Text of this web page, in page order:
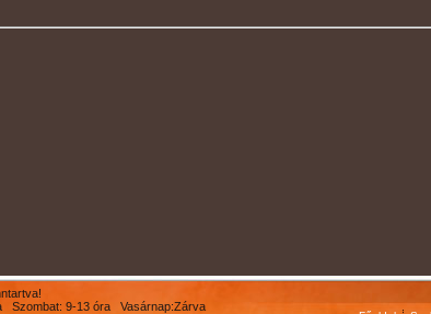
Szombat: 9-13 óra Vasárnap:Zárva